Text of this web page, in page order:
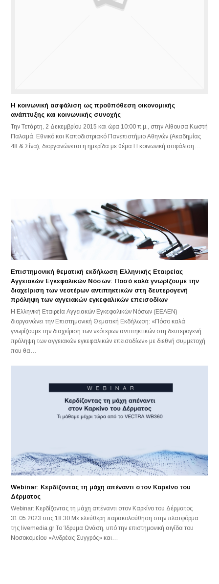
Η κοινωνική ασφάλιση ως προϋπόθεση οικονομικής
ανάπτυξης και κοινωνικής συνοχής
Την Τετάρτη, 2 Δεκεμβρίου 2015 και ώρα 10:00 π.μ., στην Αίθουσα Κωστή
Παλαμά, Εθνικό και Καποδιστριακό Πανεπιστήμιο Αθηνών (Ακαδημίας
48 & Σίνα), διοργανώνεται η ημερίδα με θέμα Η κοινωνική ασφάλιση…
Επιστημονική θεματική εκδήλωση Ελληνικής Εταιρείας
Αγγειακών Εγκεφαλικών Νόσων: Ποσό καλά γνωρίζουμε την
διαχείριση των νεοτέρων αντιπηκτικών στη δευτερογενή
πρόληψη των αγγειακών εγκεφαλικών επεισοδίων
Η Ελληνική Εταιρεία Αγγειακών Εγκεφαλικών Νόσων (ΕΕΑΕΝ)
διοργανώνει την Επιστημονική Θεματική Εκδήλωση: «Πόσο καλά
γνωρίζουμε την διαχείριση των νεότερων αντιπηκτικών στη δευτερογενή
πρόληψη των αγγειακών εγκεφαλικών επεισοδίων» με διεθνή συμμετοχή
που θα…
Webinar: Κερδίζοντας τη μάχη απέναντι στον Καρκίνο του
Δέρματος
Webinar: Κερδίζοντας τη μάχη απέναντι στον Καρκίνο του Δέρματος
31.05.2023 στις 18:30 Με ελεύθερη παρακολούθηση στην πλατφόρμα
της livemedia.gr Το Ίδρυμα Ωνάση, υπό την επιστημονική αιγίδα του
Νοσοκομείου «Ανδρέας Συγγρός» και…